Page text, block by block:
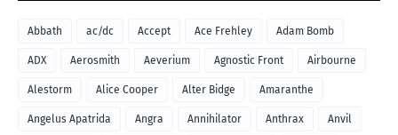
Abbath ac/dc Accept Ace Frehley Adam Bomb
ADX Aerosmith Aeverium Agnostic Front Airbourne
Alestorm Alice Cooper Alter Bidge Amaranthe
Angelus Apatrida Angra Annihilator Anthrax Anvil